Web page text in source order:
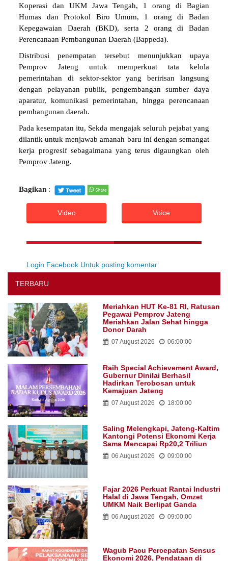
Koperasi dan UKM Jawa Tengah, 1 orang di Bagian
Humas dan Protokol Biro Umum, 1 orang di Badan
Kepegawaian Daerah (BKD), serta 2 orang di Badan
Perencanaan Pembangunan Daerah (Bappeda).
Distribusi penempatan tersebut menunjukkan upaya
Pemprov Jateng untuk memperkuat tata kelola
pemerintahan di sektor-sektor yang beririsan langsung
dengan pelayanan publik, pengembangan sumber daya
aparatur, komunikasi pemerintahan, hingga perencanaan
pembangunan daerah.
Pada kesempatan itu, Sekda mengajak seluruh pejabat yang
dilantik untuk menjawab amanah baru ini dengan semangat
kerja progresif sebagaimana yang terus digaungkan oleh
Pemprov Jateng.
Bagikan :
Video Voice
Login Facebook Untuk posting komentar
TERBARU
Meriahkan HUT Ke-81 RI, Ratusan
Pegawai Pemprov Jateng
Meriahkan Jalan Sehat hingga
Donor Darah
07 August 2026 06:00:00
Raih Special Achievement Award,
Gubernur Dinilai Berhasil
Hadirkan Terobosan untuk
Kemajuan Jateng
07 August 2026 18:00:00
Saling Melengkapi, Jateng-Kaltim
Kantongi Potensi Ekonomi Kerja
Sama Mencapai Rp20,2 Triliun
06 August 2026 09:00:00
Fajar 2026 Perkuat Rantai Industri
Halal di Jawa Tengah, Omzet
UMKM Naik Berlipat Ganda
06 August 2026 09:00:00
Wagub Pacu Percepatan Sensus
Ekonomi 2026, Pendataan di